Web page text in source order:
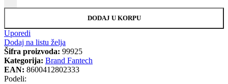
DODAJ U KORPU
Uporedi
Dodaj na listu želja
Šifra proizvoda: 99925
Kategorija: Brand Fantech
EAN: 8600412802333
Podeli: